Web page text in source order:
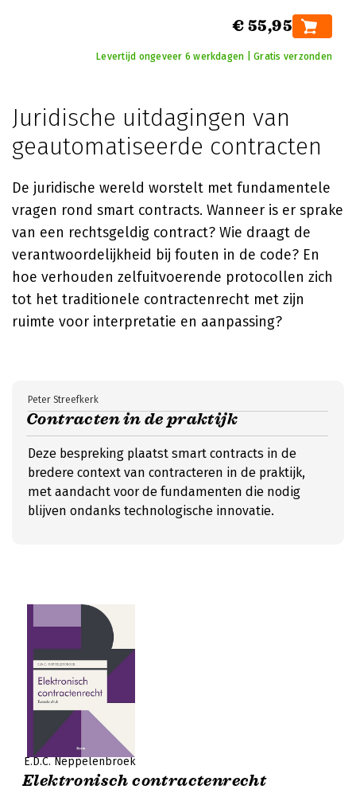
€ 55,95
Levertijd ongeveer 6 werkdagen | Gratis verzonden
Juridische uitdagingen van
geautomatiseerde contracten
De juridische wereld worstelt met fundamentele
vragen rond smart contracts. Wanneer is er sprake
van een rechtsgeldig contract? Wie draagt de
verantwoordelijkheid bij fouten in de code? En
hoe verhouden zelfuitvoerende protocollen zich
tot het traditionele contractenrecht met zijn
ruimte voor interpretatie en aanpassing?
Contracten in de praktijk
Peter Streefkerk
Deze bespreking plaatst smart contracts in de
bredere context van contracteren in de praktijk,
met aandacht voor de fundamenten die nodig
blijven ondanks technologische innovatie.
E.D.C. Neppelenbroek
Elektronisch contractenrecht